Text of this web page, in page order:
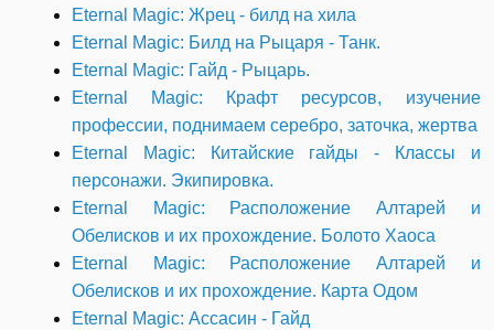
Eternal Magic: Жрец - билд на хила
Eternal Magic: Билд на Рыцаря - Танк.
Eternal Magic: Гайд - Рыцарь.
Eternal Magic: Крафт ресурсов, изучение
профессии, поднимаем серебро, заточка, жертва
Eternal Magic: Китайские гайды - Классы и
персонажи. Экипировка.
Eternal Magic: Расположение Алтарей и
Обелисков и их прохождение. Болото Хаоса
Eternal Magic: Расположение Алтарей и
Обелисков и их прохождение. Карта Одом
Eternal Magic: Ассасин - Гайд